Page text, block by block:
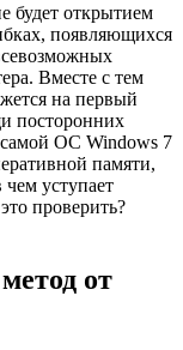
будет открытием
появляющихся
Вместе с тем
на первый
посторонних
ОС Windows 7
памяти,
уступает
проверить?
от